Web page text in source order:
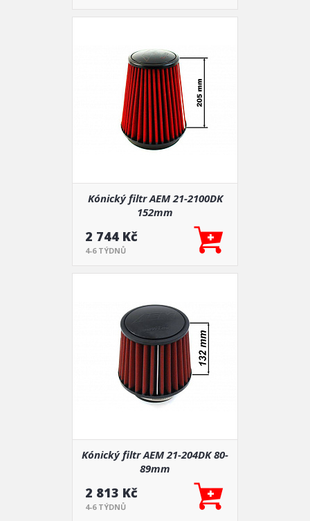
Kónický filtr AEM 21-2100DK
152mm
2 744 Kč
4-6 TÝDNŮ
Kónický filtr AEM 21-204DK 80-
89mm
2 813 Kč
4-6 TÝDNŮ